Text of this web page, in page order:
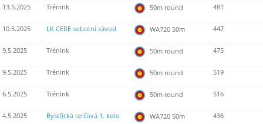
13.5.2025 Trénink 50m round 481
10.5.2025 LK CERE sobotní závod WA720 50m 447
9.5.2025 Trénink 50m round 475
9.5.2025 Trénink 50m round 519
6.5.2025 Trénink 50m round 516
4.5.2025 Bystřická terčová 1. kolo WA720 50m 436